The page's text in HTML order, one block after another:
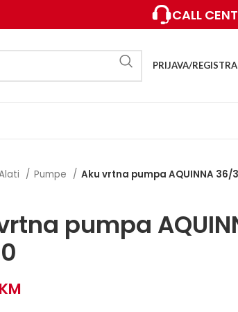
CALL
PRIJAVA/
Pumpe Aku vrtna pumpa AQUINNA 36/
pumpa
KM